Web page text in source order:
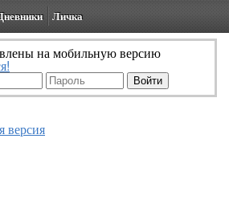
Личка
на мобильную версию
версия